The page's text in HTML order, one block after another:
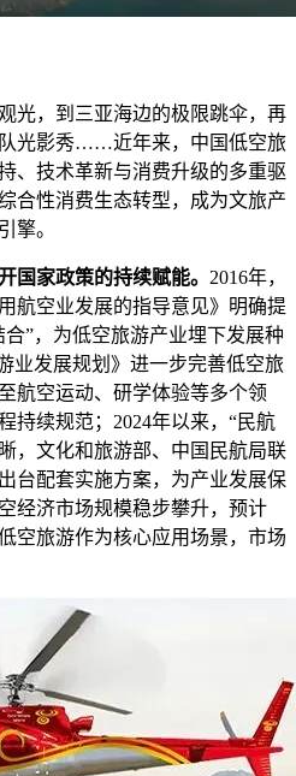
光，到三亚海边的极限跳伞，再
光影秀……近年来，中国低空旅
、技术革新与消费升级的多重驱
合性消费生态转型，成为文旅产
擎。
国家政策的持续赋能。 2016年，
航空业发展的指导意见》明确提
”，为低空旅游产业埋下发展种
业发展规划》进一步完善低空旅
航空运动、研学体验等多个领
持续规范；2024年以来，“民航
，文化和旅游部、中国民航局联
台配套实施方案，为产业发展保
经济市场规模稳步攀升，预计
空旅游作为核心应用场景，市场